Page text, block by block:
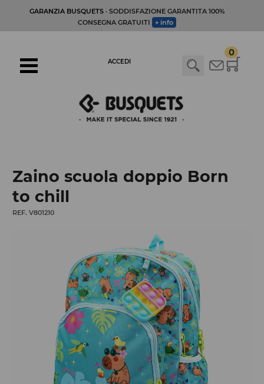
GARANZIA BUSQUETS· SODDISFAZIONE GARANTITA 100%
CONSEGNA GRATUITI
+ info
0
ACCEDI
Zaino scuola doppio Born
to chill
REF. V801210